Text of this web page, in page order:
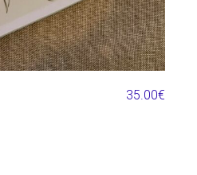
35.00€